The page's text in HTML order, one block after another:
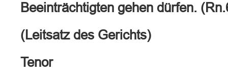
Beeinträchtigten gehen dürfen.
(Leitsatz des Gerichts)
Tenor